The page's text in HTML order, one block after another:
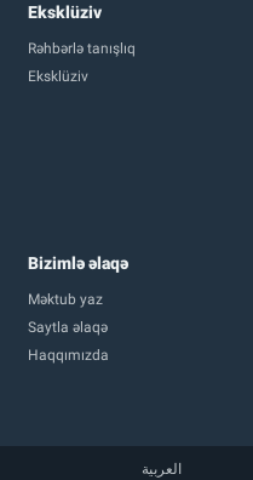
Eksklüziv
Rəhbərlə tanışlıq
Eksklüziv
Bizimlə əlaqə
Məktub yaz
Saytla əlaqə
Haqqımızda
العربية